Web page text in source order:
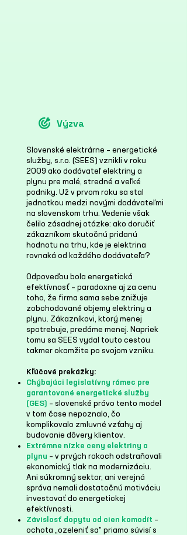
Výzva
Slovenské elektrárne – energetické
služby, s.r.o. (SEES) vznikli v roku
2009 ako dodávateľ elektriny a
plynu pre malé, stredné a veľké
podniky. Už v prvom roku sa stal
jednotkou medzi novými dodávateľmi
na slovenskom trhu. Vedenie však
čelilo zásadnej otázke: ako doručiť
zákazníkom skutočnú pridanú
hodnotu na trhu, kde je elektrina
rovnaká od každého dodávateľa?
Odpoveďou bola energetická
efektívnosť – paradoxne aj za cenu
toho, že firma sama sebe znižuje
zobchodované objemy elektriny a
plynu. Zákazníkovi, ktorý menej
spotrebuje, predáme menej. Napriek
tomu sa SEES vydal touto cestou
takmer okamžite po svojom vzniku.
Kľúčové prekážky:
Chýbajúci legislatívny rámec pre
garantované energetické služby
(GES) – slovenské právo tento model
v tom čase nepoznalo, čo
komplikovalo zmluvné vzťahy aj
budovanie dôvery klientov.
Extrémne nízke ceny elektriny a
plynu – v prvých rokoch odstraňovali
ekonomický tlak na modernizáciu.
Ani súkromný sektor, ani verejná
správa nemali dostatočnú motiváciu
investovať do energetickej
efektívnosti.
Závislosť dopytu od cien komodít –
ochota „ozeleniť sa" priamo súvisí s